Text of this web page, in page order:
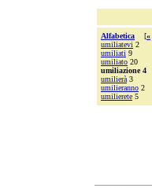
Alfabetica [«
umiliatevi 2
umiliati 9
umiliato 20
umiliazione 4
umilierà 3
umilieranno 2
umilierete 5